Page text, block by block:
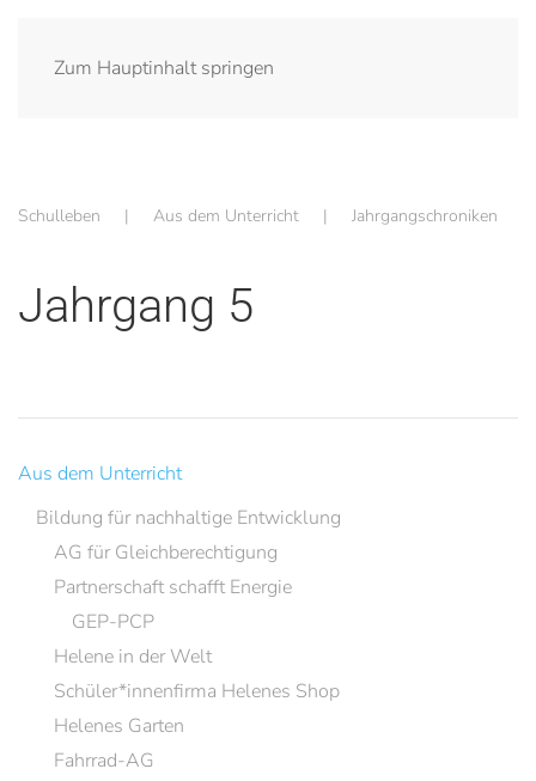
Zum Hauptinhalt springen
Schulleben Aus dem Unterricht Jahrgangschroniken
Jahrgang 5
Aus dem Unterricht
Bildung für nachhaltige Entwicklung
AG für Gleichberechtigung
Partnerschaft schafft Energie
GEP-PCP
Helene in der Welt
Schüler*innenfirma Helenes Shop
Helenes Garten
Fahrrad-AG